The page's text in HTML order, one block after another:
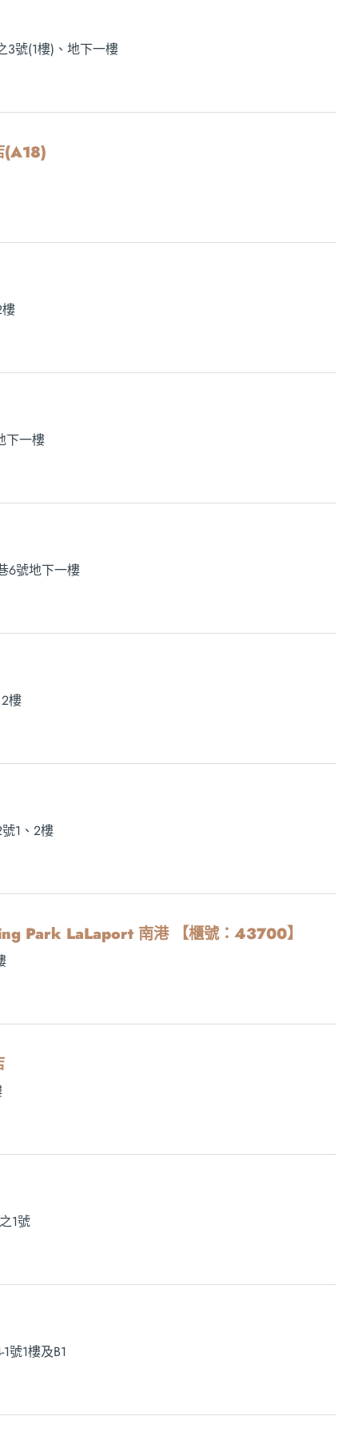
3號(1樓)、地下一樓
(A18)
下一樓
6號地下一樓
樓
1、2樓
Park LaLaport 南港 【櫃號：43700】
1號
號1樓及B1